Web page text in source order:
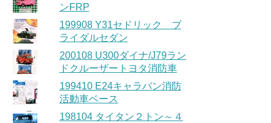
ンFRP
199908 Y31セドリック ブ
ライダルセダン
200108 U300ダイナ/J79ラン
ドクルーザートヨタ消防車
199410 E24キャラバン消防
活動車ベース
198104 タイタン２トン～４